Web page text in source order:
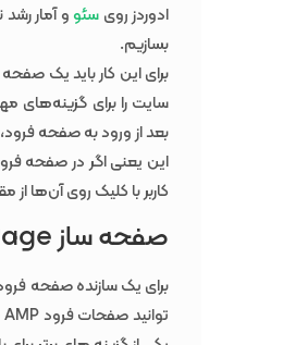
ادوردز روی سئو و آمار
بسازیم.
برای این کار باید یک
سایت را برای گزینه‌های
بعد از ورود به صفحه
این یعنی اگر در صفحه
کاربر با کلیک روی آن‌ها
صفحه ساز Swipe Page